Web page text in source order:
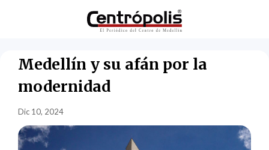
Medellín y su afán por la
modernidad
Dic 10, 2024